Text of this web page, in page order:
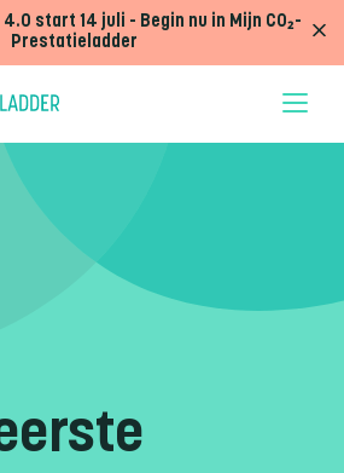
start 14 juli - Begin nu in Mijn CO₂-
Prestatieladder